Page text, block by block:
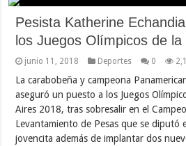
Pesista Katherine
los Juegos Olímpicos de la
junio 11, 2018 Deportes 0
La carabobeña y campeona
aseguró un puesto a los Juegos
Aires 2018, tras sobresalir en el
Levantamiento de Pesas que se diputó
jovencita además de implantar dos